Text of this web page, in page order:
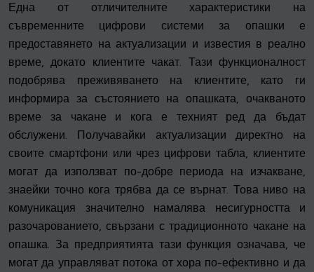
Една от отличителните характеристики на
съвременните цифрови системи за опашки е
предоставянето на актуализации и известия в реално
време, докато клиентите чакат. Тази функционалност
подобрява преживяването на клиентите, като ги
информира за състоянието на опашката, очакваното
време за чакане и кога е техният ред да бъдат
обслужени. Получавайки актуализации директно на
своите смартфони или чрез цифрови табла, клиентите
могат да използват по-добре периода на изчакване,
знаейки точно кога трябва да се върнат. Това ниво на
комуникация значително намалява несигурността и
разочарованието, свързани с традиционното чакане на
опашка. За предприятията тази функция означава, че
могат да управляват потока от хора по-ефективно и да